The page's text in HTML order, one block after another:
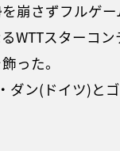
崩さずフルゲ
WTTスターコ
った。
ダン(ドイツ)と